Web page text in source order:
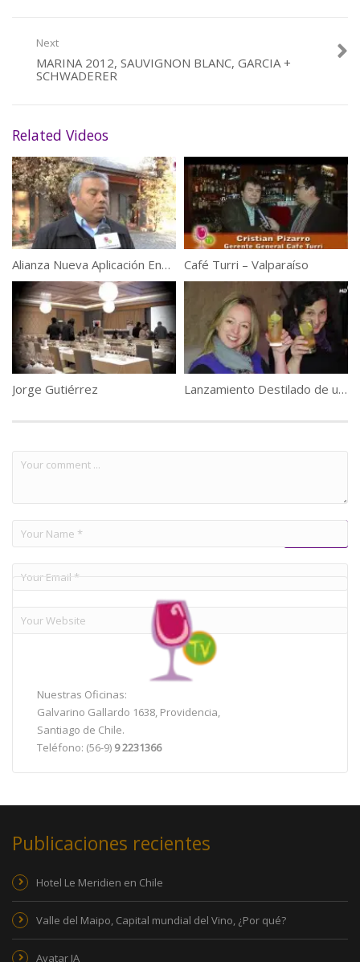
Next
MARINA 2012, SAUVIGNON BLANC, GARCIA +
SCHWADERER
Related Videos
Alianza Nueva Aplicación Enoturismo Café Turri – Valparaíso
Jorge Gutiérrez Lanzamiento Destilado de uva del Perú, Santiago Queirolo
Nuestras Oficinas:
Galvarino Gallardo 1638, Providencia,
Santiago de Chile.
Teléfono: (56-9) 9 2231366
Publicaciones recientes
Hotel Le Meridien en Chile
Valle del Maipo, Capital mundial del Vino, ¿Por qué?
Avatar IA